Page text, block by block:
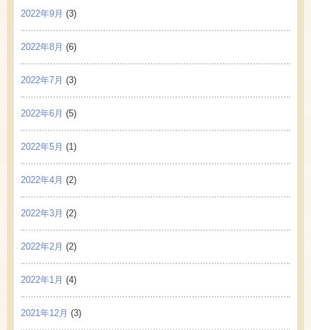
2022年9月 (3)
2022年8月 (6)
2022年7月 (3)
2022年6月 (5)
2022年5月 (1)
2022年4月 (2)
2022年3月 (2)
2022年2月 (2)
2022年1月 (4)
2021年12月 (3)